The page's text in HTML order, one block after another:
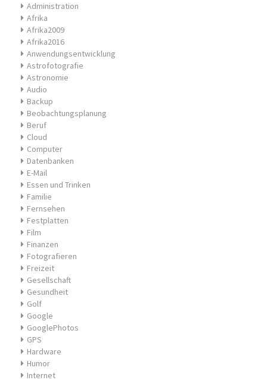
Administration
Afrika
Afrika2009
Afrika2016
Anwendungsentwicklung
Astrofotografie
Astronomie
Audio
Backup
Beobachtungsplanung
Beruf
Cloud
Computer
Datenbanken
E-Mail
Essen und Trinken
Familie
Fernsehen
Festplatten
Film
Finanzen
Fotografieren
Freizeit
Gesellschaft
Gesundheit
Golf
Google
GooglePhotos
GPS
Hardware
Humor
Internet